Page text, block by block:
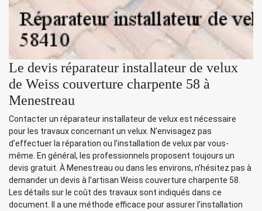
Le devis réparateur installateur de velux
de Weiss couverture charpente 58 à
Menestreau
Contacter un réparateur installateur de velux est nécessaire
pour les travaux concernant un velux. N’envisagez pas
d’effectuer la réparation ou l’installation de velux par vous-
même. En général, les professionnels proposent toujours un
devis gratuit. À Menestreau ou dans les environs, n’hésitez pas à
demander un devis à l’artisan Weiss couverture charpente 58.
Les détails sur le coût des travaux sont indiqués dans ce
document. Il a une méthode efficace pour assurer l’installation